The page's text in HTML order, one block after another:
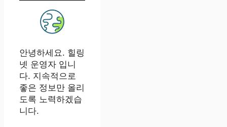
안녕하세요. 힐링
넷 운영자 입니
다. 지속적으로
좋은 정보만 올리
도록 노력하겠습
니다.